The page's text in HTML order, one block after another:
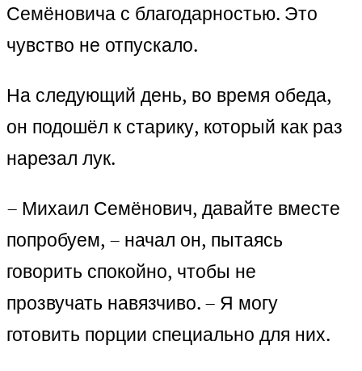
Семёновича с благодарностью. Это
чувство не отпускало.
На следующий день, во время обеда,
он подошёл к старику, который как раз
нарезал лук.
– Михаил Семёнович, давайте вместе
попробуем, – начал он, пытаясь
говорить спокойно, чтобы не
прозвучать навязчиво. – Я могу
готовить порции специально для них.